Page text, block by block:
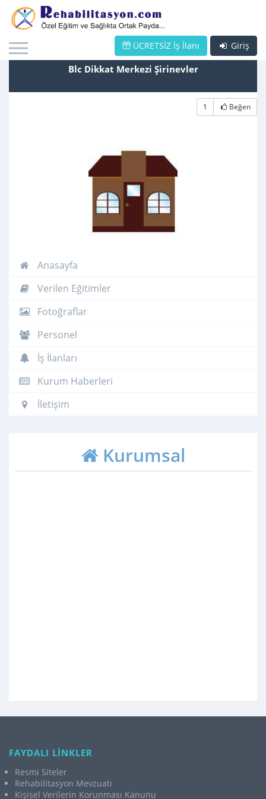
Giriş
ÜCRETSİZ İş İlanı
Blc Dikkat Merkezi Şirinevler
1 Beğen
Anasayfa
Verilen Eğitimler
Fotoğraflar
Personel
İş İlanları
Kurum Haberleri
İletişim
Kurumsal
FAYDALI LİNKLER
Resmi Siteler
Rehabilitasyon Mevzuatı
Kişisel Verilerin Korunması Kanunu